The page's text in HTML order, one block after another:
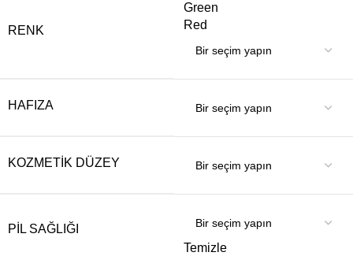
RENK
Green
Red
HAFIZA
KOZMETIK DÜZEY
PIL SAĞLIĞI
Temizle